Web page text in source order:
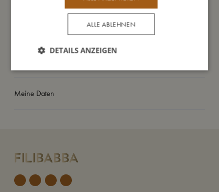
Meine Daten
ALLE ABLEHNEN
DETAILS ANZEIGEN